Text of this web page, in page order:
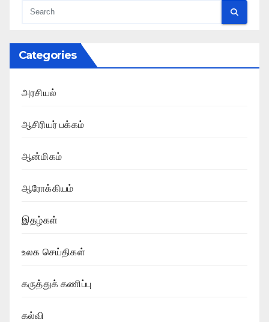
Categories
அரசியல்
ஆசிரியர் பக்கம்
ஆன்மிகம்
ஆரோக்கியம்
இதழ்கள்
உலக செய்திகள்
கருத்துக் கணிப்பு
கல்வி